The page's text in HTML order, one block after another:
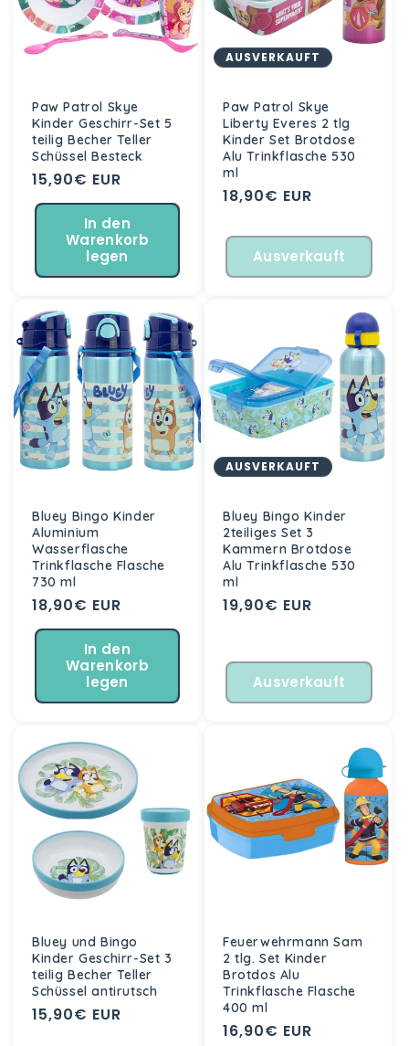
Paw Patrol Skye
Kinder Geschirr-Set 5
teilig Becher Teller
Schüssel Besteck
Normaler
Preis
15,90€ EUR
In den
Warenkorb
legen
AUSVERKAUFT
Paw Patrol Skye
Liberty Everes 2 tlg
Kinder Set Brotdose
Alu Trinkflasche 530
ml
Normaler
18,90€ EUR
Ausverkauft
Bluey Bingo Kinder
Aluminium
Wasserflasche
Trinkflasche Flasche
730 ml
Normaler
Preis
18,90€ EUR
In den
Warenkorb
legen
AUSVERKAUFT
Bluey Bingo Kinder
2teiliges Set 3
Kammern Brotdose
Alu Trinkflasche 530
ml
Normaler
19,90€ EUR
Ausverkauft
Bluey und Bingo
Kinder Geschirr-Set 3
teilig Becher Teller
Schüssel antirutsch
Normaler
15,90€ EUR
Feuerwehrmann Sam
2 tlg. Set Kinder
Brotdos Alu
Trinkflasche Flasche
400 ml
Normaler
16,90€ EUR